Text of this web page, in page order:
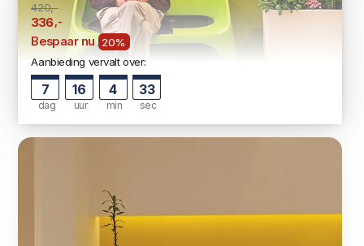
420,-
336,-
Bespaar nu 20%
Aanbieding vervalt over:
7
dag
16
uur
4
min
33
sec